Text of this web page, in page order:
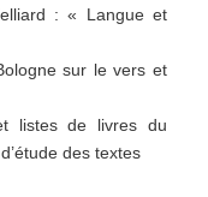
: « Langue et
sur le vers et
listes de livres du
des textes